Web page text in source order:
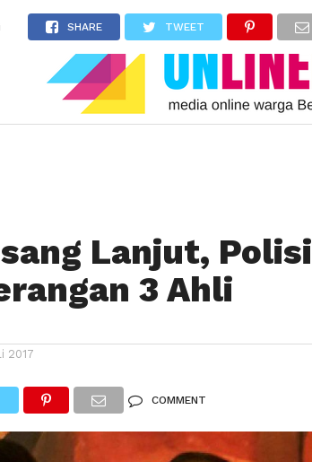
SHARE TWEET
Lanjut, Polisi
3 Ahli
2017
COMMENT